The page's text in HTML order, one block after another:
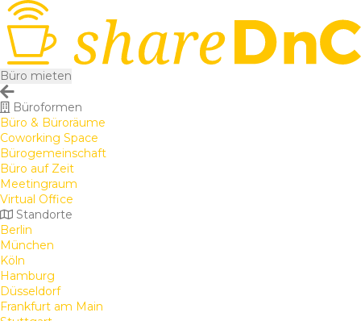
Büro mieten
Büroformen
Büro & Büroräume
Coworking Space
Bürogemeinschaft
Büro auf Zeit
Meetingraum
Virtual Office
Standorte
Berlin
München
Köln
Hamburg
Düsseldorf
Frankfurt am Main